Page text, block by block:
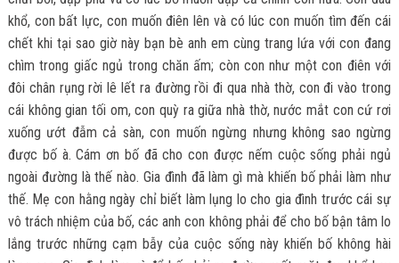
khổ, con bất lực, con muốn điên lên và có lúc con muốn tìm đến cái
chết khi tại sao giờ này bạn bè anh em cùng trang lứa với con đang
chìm trong giấc ngủ trong chăn ấm; còn con như một con điên với
đôi chân rụng rời lê lết ra đường rồi đi qua nhà thờ, con đi vào trong
cái không gian tối om, con quỳ ra giữa nhà thờ, nước mắt con cứ rơi
xuống ướt đẫm cả sàn, con muốn ngừng nhưng không sao ngừng
được bố à. Cám ơn bố đã cho con được nếm cuộc sống phải ngủ
ngoài đường là thế nào. Gia đình đã làm gì mà khiến bố phải làm như
thế. Mẹ con hằng ngày chỉ biết làm lụng lo cho gia đình trước cái sự
vô trách nhiệm của bố, các anh con không phải để cho bố bận tâm lo
lắng trước những cạm bẫy của cuộc sống này khiến bố không hài